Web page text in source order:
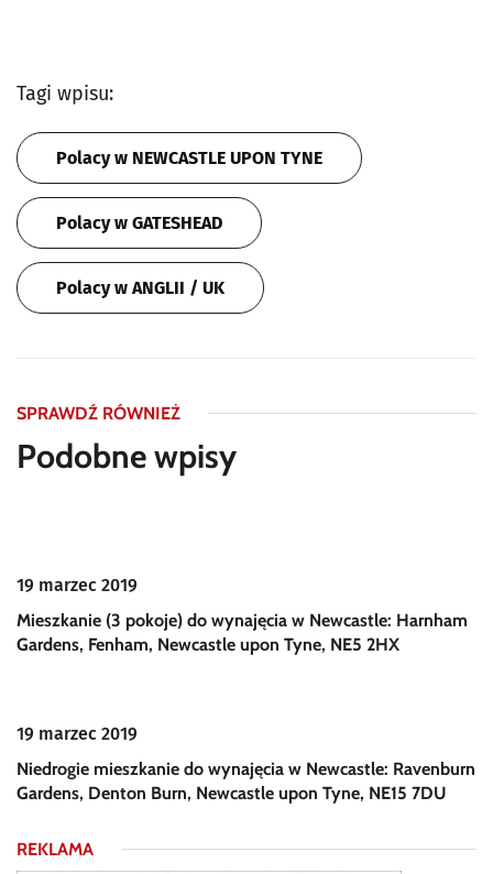
Tagi wpisu:
Polacy w NEWCASTLE UPON TYNE
Polacy w GATESHEAD
Polacy w ANGLII / UK
SPRAWDŹ RÓWNIEŻ
Podobne wpisy
19 marzec 2019
Mieszkanie (3 pokoje) do wynajęcia w Newcastle: Harnham
Gardens, Fenham, Newcastle upon Tyne, NE5 2HX
19 marzec 2019
Niedrogie mieszkanie do wynajęcia w Newcastle: Ravenburn
Gardens, Denton Burn, Newcastle upon Tyne, NE15 7DU
REKLAMA